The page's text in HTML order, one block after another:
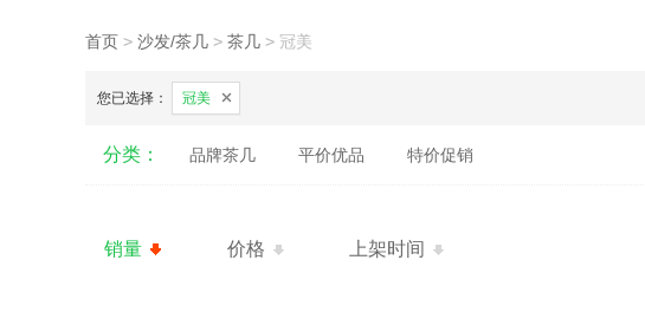
首页 > 沙发/茶几 > 茶几 > 冠美
您已选择： 冠美
分类： 品牌茶几 平价优品 特价促销
销量 价格 上架时间